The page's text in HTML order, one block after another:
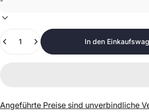
Anzahl
In den
Angeführte Preise sind unverbindliche